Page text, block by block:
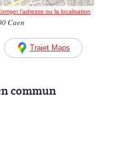
l’adresse ou la localisation
Caen
Trajet Maps
commun